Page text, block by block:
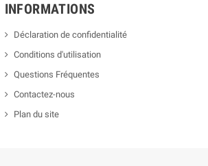
INFORMATIONS
Déclaration de confidentialité
Conditions d'utilisation
Questions Fréquentes
Contactez-nous
Plan du site